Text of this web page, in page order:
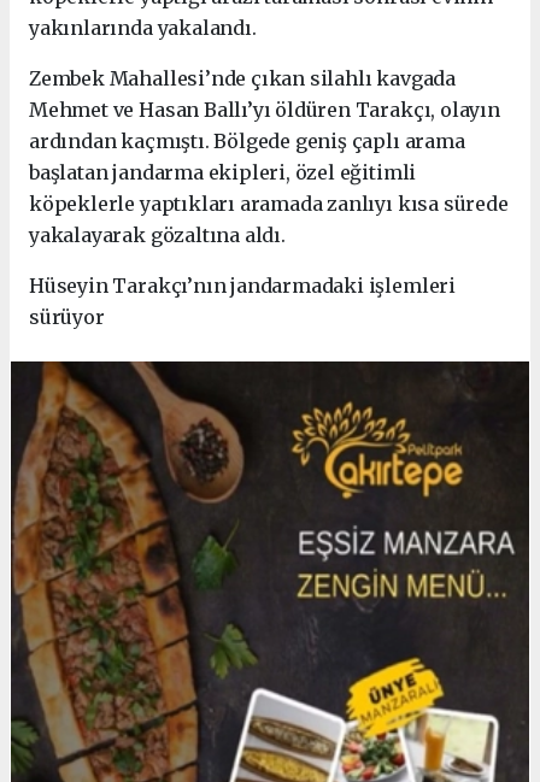
yakınlarında yakalandı.
Zembek Mahallesi’nde çıkan silahlı kavgada
Mehmet ve Hasan Ballı’yı öldüren Tarakçı, olayın
ardından kaçmıştı. Bölgede geniş çaplı arama
başlatan jandarma ekipleri, özel eğitimli
köpeklerle yaptıkları aramada zanlıyı kısa sürede
yakalayarak gözaltına aldı.
Hüseyin Tarakçı’nın jandarmadaki işlemleri
sürüyor